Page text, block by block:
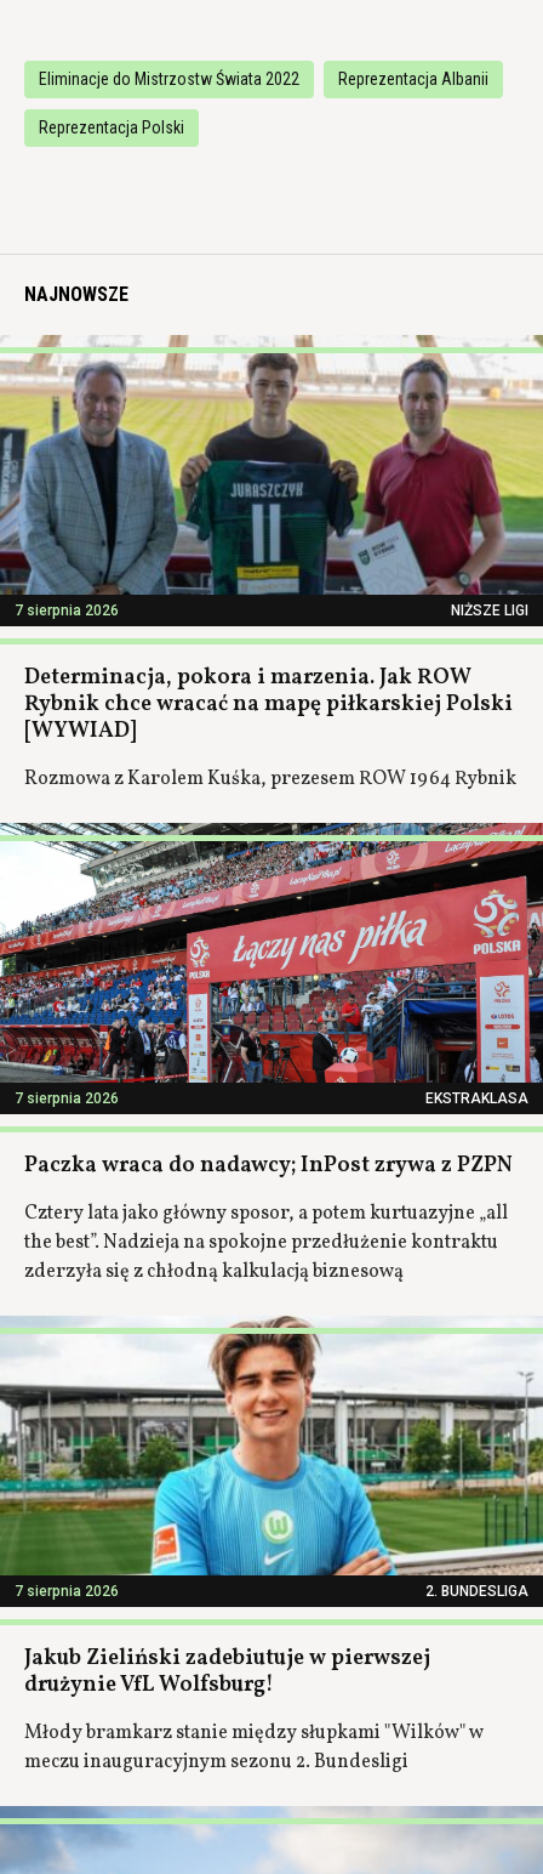
Eliminacje do Mistrzostw Świata 2022 Reprezentacja Albanii
Reprezentacja Polski
NAJNOWSZE
7 sierpnia 2026 NIŻSZE LIGI
Determinacja, pokora i marzenia. Jak ROW
Rybnik chce wracać na mapę piłkarskiej Polski
[WYWIAD]
Rozmowa z Karolem Kuśka, prezesem ROW 1964 Rybnik
7 sierpnia 2026 EKSTRAKLASA
Paczka wraca do nadawcy; InPost zrywa z PZPN
Cztery lata jako główny sposor, a potem kurtuazyjne „all
the best”. Nadzieja na spokojne przedłużenie kontraktu
zderzyła się z chłodną kalkulacją biznesową
7 sierpnia 2026 2. BUNDESLIGA
Jakub Zieliński zadebiutuje w pierwszej
drużynie VfL Wolfsburg!
Młody bramkarz stanie między słupkami "Wilków" w
meczu inauguracyjnym sezonu 2. Bundesligi